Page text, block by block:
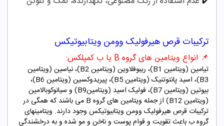
ترکیبات قرص هیرفولیک وومن ویتابیوتیکس
📌 انواع ویتامین های گروه B یا ب کمپلکس:
تیامین (ویتامین B1)، ریبوفلاوین (ویتامین B2)، نیاسین (ویتامین
B3)، اسید پانتوتنیک (ویتامین B5)، پیریدوکسین (ویتامین B6)،
بیوتین (ویتامین B7)، فولیک اسید (ویتامینB9) و سیانوکوبالامین
(ویتامین B12) از جمله ویتامین های گروه B می باشند که همگی در
ترکیبات قرص هیرفولیک وومن ویتابیوتیکس وجود دارند. ویتامینهای
گروه ب باعث تقویت و قوام پوست و ناخن و مو شده و به درخشندگی